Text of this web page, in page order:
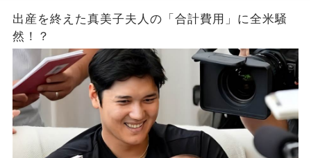
出産を終えた真美子夫人の「合計費用」に全米騒
然！？